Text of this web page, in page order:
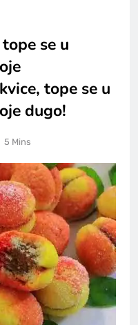
se u
tope se u
dugo!
5 Mins